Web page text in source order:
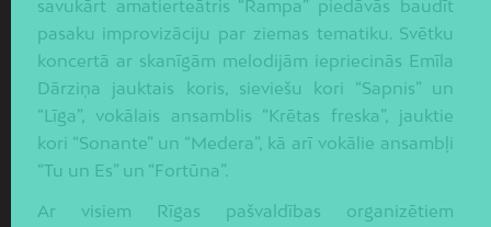
savukārt amatierteātris “Rampa” piedāvās baudīt
pasaku improvizāciju par ziemas tematiku. Svētku
koncertā ar skanīgām melodijām iepriecinās Emīla
Dārziņa jauktais koris, sieviešu kori “Sapnis” un
“Līga”, vokālais ansamblis “Krētas freska”, jauktie
kori “Sonante” un “Medera”, kā arī vokālie ansambļi
“Tu un Es” un “Fortūna”.
Ar visiem Rīgas pašvaldības organizētiem